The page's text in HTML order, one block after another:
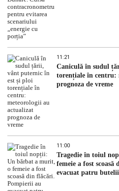
11:21
Caniculă în sudul
torențiale în centru:
prognoza de vreme
11:00
Tragedie în toiul
femeie a fost
evacuat patru butelii